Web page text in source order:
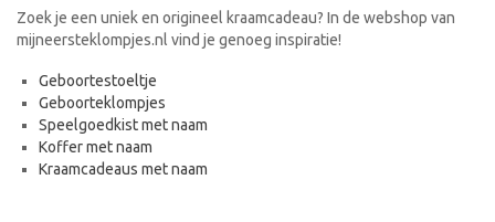
Zoek je een uniek en origineel kraamcadeau? In de webshop van
mijneersteklompjes.nl vind je genoeg inspiratie!
Geboortestoeltje
Geboorteklompjes
Speelgoedkist met naam
Koffer met naam
Kraamcadeaus met naam